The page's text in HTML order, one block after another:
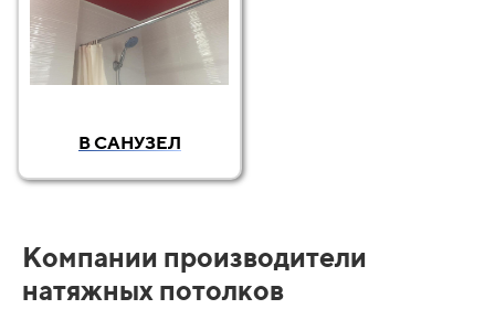
В САНУЗЕЛ
Компании производители
натяжных потолков